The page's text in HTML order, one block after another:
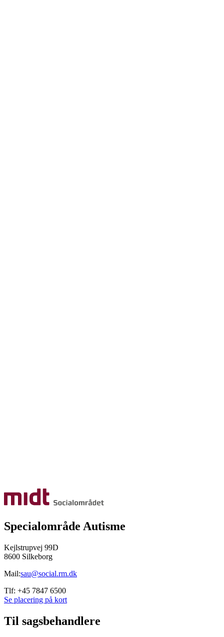
Specialområde Autisme
Kejlstrupvej 99D
8600 Silkeborg
Mail:sau@social.rm.dk
Tlf: +45 7847 6500
Se placering på kort
Til sagsbehandlere